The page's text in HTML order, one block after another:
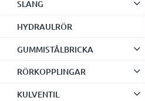
SLANG
HYDRAULRÖR
GUMMISTÅLBRICKA
RÖRKOPPLINGAR
KULVENTIL